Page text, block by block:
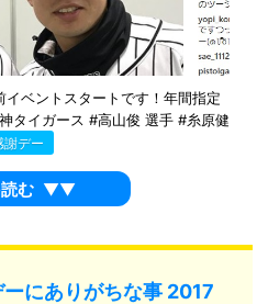
ベントスタートです！年間指定
タイガース #高山俊 選手 #糸原健
謝デー
む ▼▼
にありがちな事 2017